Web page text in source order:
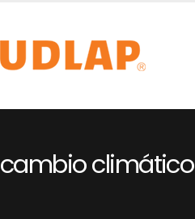
cambio climático